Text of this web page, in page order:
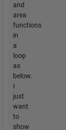
and
area
functions
in
a
loop
as
below.
I
just
want
to
show